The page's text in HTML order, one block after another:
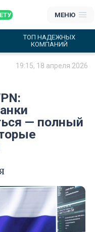
МЕНЮ
ТОП НАДЕЖНЫХ
КОМПАНИЙ
19:15, 18 апреля 2026
— полный